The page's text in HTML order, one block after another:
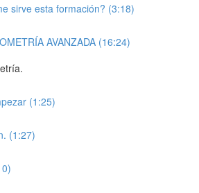
sirve esta formación? (3:18)
AVANZADA (16:24)
(1:25)
(1:27)